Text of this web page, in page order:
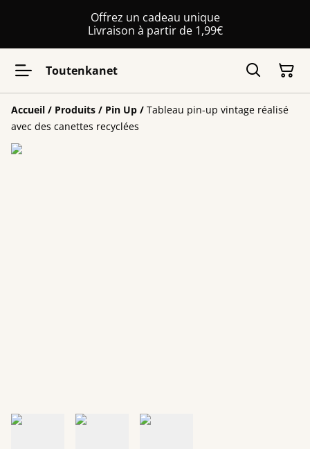
Offrez un cadeau unique
Livraison à partir de 1,99€
Toutenkanet
Accueil / Produits / Pin Up / Tableau pin-up vintage réalisé
avec des canettes recyclées